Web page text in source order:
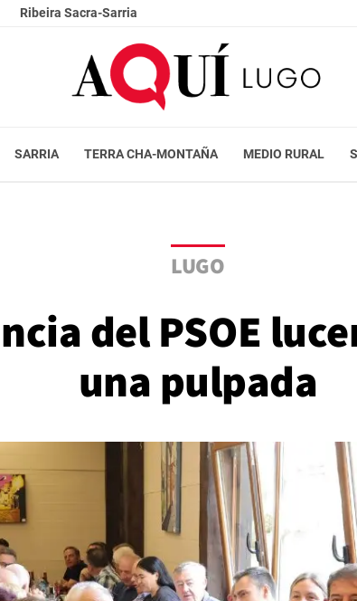
Ribeira Sacra-Sarria
SARRIA TERRA CHA-MONTAÑA MEDIO RURAL
LUGO
del PSOE
una pulpada